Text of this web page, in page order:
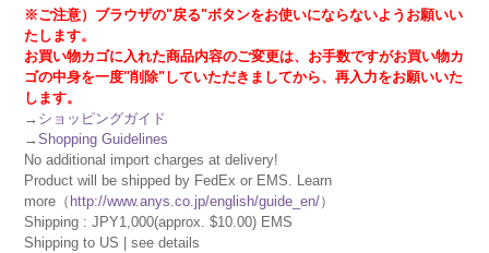
※ご注意）ブラウザの"戻る"ボタンをお使いにならないようお願いい
たします。
お買い物カゴに入れた商品内容のご変更は、お手数ですがお買い物カ
ゴの中身を一度"削除"していただきましてから、再入力をお願いいた
します。
→ ショッピングガイド
→Shopping Guidelines
No additional import charges at delivery!
Product will be shipped by FedEx or EMS. Learn
more（ http://www.anys.co.jp/english/guide_en/）
Shipping : JPY1,000(approx. $10.00) EMS
Shipping to US | see details